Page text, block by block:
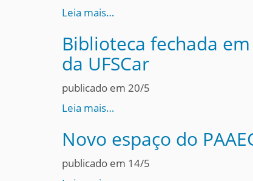
Leia mais…
Biblioteca fechada
da UFSCar
publicado em 20/5
Leia mais…
Novo espaço do
publicado em 14/5